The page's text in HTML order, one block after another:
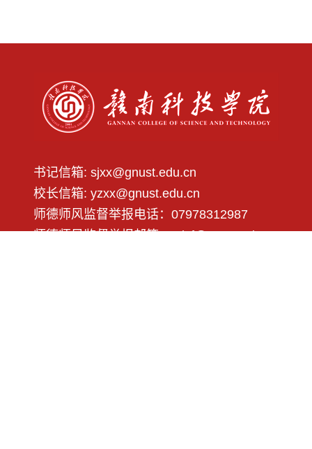
书记信箱: sjxx@gnust.edu.cn
校长信箱: yzxx@gnust.edu.cn
师德师风监督举报电话：07978312987
师德师风监督举报邮箱：sdsf@gnust.edu.cn